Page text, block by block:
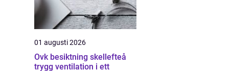
01 augusti 2026
Ovk besiktning skellefteå
trygg ventilation i ett